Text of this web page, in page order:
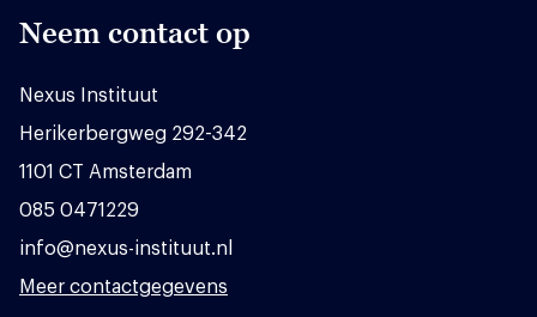
Neem contact op
Nexus Instituut
Herikerbergweg 292-342
1101 CT Amsterdam
085 0471229
info@nexus-instituut.nl
Meer contactgegevens